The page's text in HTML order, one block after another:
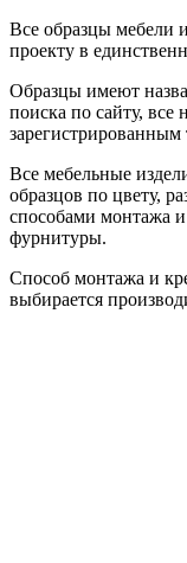
Все образцы мебели
проекту в
Образцы имеют
поиска по сайту, все
Все мебельные
образцов по цвету,
способами монтажа
фурнитуры.
Способ монтажа и
выбирается